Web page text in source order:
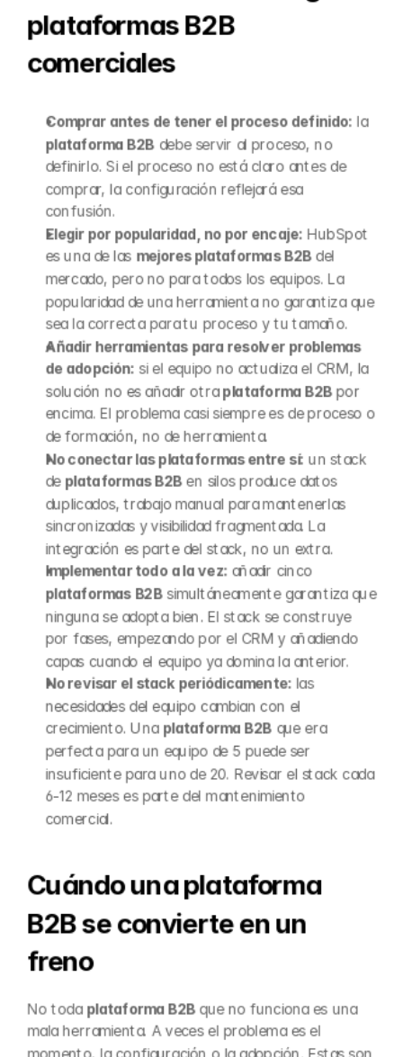
plataformas B2B
comerciales
Comprar antes de tener el proceso definido:
la
plataforma B2B debe servir al proceso, no
definirlo. Si el proceso no está claro antes de
comprar, la configuración reflejará esa
confusión.
Elegir por popularidad, no por encaje: HubSpot
es una de las mejores plataformas B2B del
mercado, pero no para todos los equipos. La
popularidad de una herramienta no garantiza que
sea la correcta para tu proceso y tu tamaño.
Añadir herramientas para resolver problemas
de adopción: si el equipo no actualiza el CRM, la
solución no es añadir otra plataforma B2B por
encima. El problema casi siempre es de proceso o
de formación, no de herramienta.
No conectar las plataformas entre sí: un stack
de plataformas B2B en silos produce datos
duplicados, trabajo manual para mantenerlas
sincronizadas y visibilidad fragmentada. La
integración es parte del stack, no un extra.
Implementar todo a la vez:
añadir cinco
plataformas B2B simultáneamente garantiza que
ninguna se adopta bien. El stack se construye
por fases, empezando por el CRM y añadiendo
capas cuando el equipo ya domina la anterior.
No revisar el stack periódicamente: las
necesidades del equipo cambian con el
crecimiento. Una plataforma B2B que era
perfecta para un equipo de 5 puede ser
insuficiente para uno de 20. Revisar el stack cada
6-12 meses es parte del mantenimiento
comercial.
Cuándo una plataforma
B2B se convierte en un
freno
No toda plataforma B2B que no funciona es una
mala herramienta. A veces el problema es el
momento, la configuración o la adopción. Estas son